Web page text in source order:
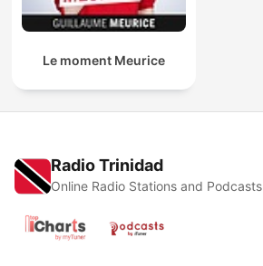
Le moment Meurice
Radio Trinidad
Online Radio Stations and Podcasts